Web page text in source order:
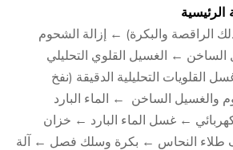
الراقصة والبكرة) ← إزالة الشحوم
الساخن ← الغسيل القلوي التحليلي
القلويات التحليلية الدقيقة (نفخ
والغسيل الساخن ← الماء البارد
← غسل الماء البارد ← خزان
طلاء النحاس ← بكرة وسلك فصل ← آلة